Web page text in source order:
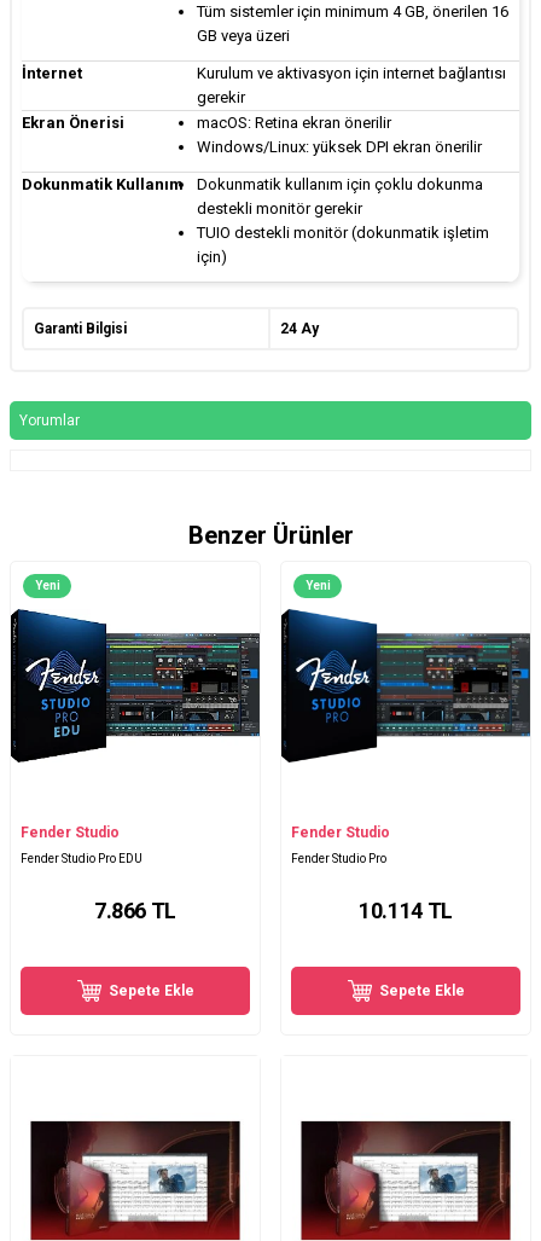
Tüm sistemler için minimum 4 GB, önerilen 16
GB veya üzeri
İnternet
Kurulum ve aktivasyon için internet bağlantısı
gerekir
Ekran Önerisi
macOS: Retina ekran önerilir
Windows/Linux: yüksek DPI ekran önerilir
Dokunmatik Kullanım
Dokunmatik kullanım için çoklu dokunma
destekli monitör gerekir
TUIO destekli monitör (dokunmatik işletim
için)
Garanti Bilgisi 24 Ay
Yorumlar
Benzer Ürünler
Yeni
Fender Studio
Fender Studio Pro EDU
7.866 TL
Sepete Ekle
Yeni
Fender Studio
Fender Studio Pro
10.114TL
Sepete Ekle